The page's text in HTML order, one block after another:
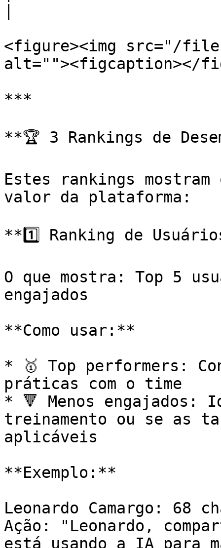
<figure><img src="/files/
alt=""><figcaption></
***
**🏆 3 Rankings de
Estes rankings
valor da plataforma:
**1️⃣ Ranking de
O que mostra: Top 5
engajados
**Como usar:**
* 🥇 Top performers:
práticas com o time
* 🔻 Menos engajados:
treinamento ou se as
aplicáveis
**Exemplo:**
Leonardo Camargo: 68
Ação: "Leonardo,
está usando a IA para